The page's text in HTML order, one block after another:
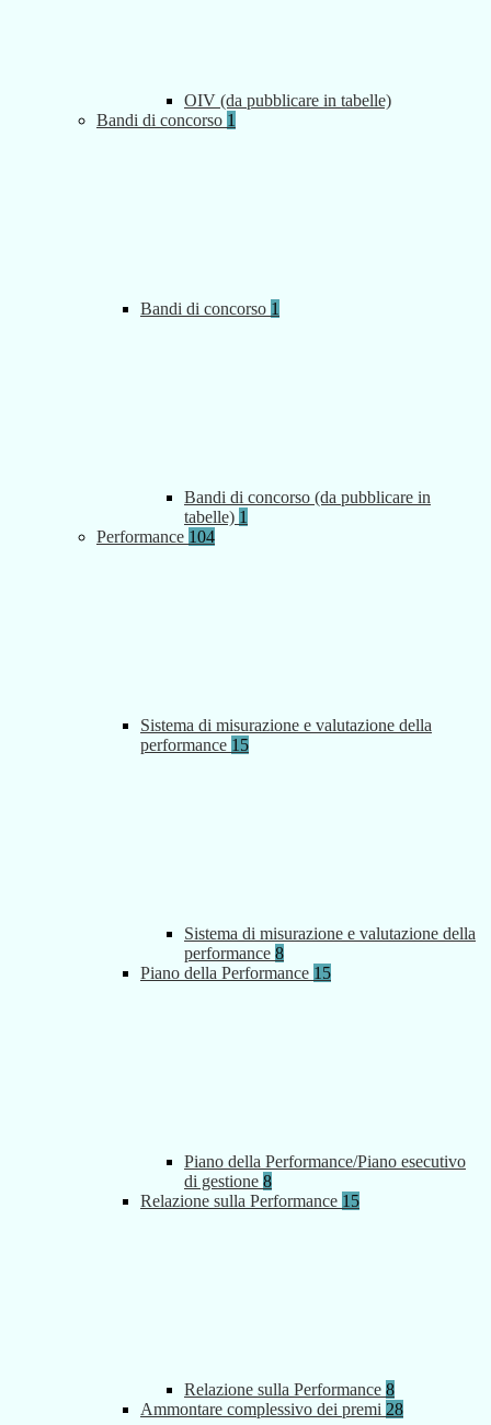
OIV (da pubblicare in tabelle)
Bandi di concorso 1
Bandi di concorso 1
Bandi di concorso (da pubblicare in
tabelle) 1
Performance 104
Sistema di misurazione e valutazione della
performance 15
Sistema di misurazione e valutazione della
performance 8
Piano della Performance 15
Piano della Performance/Piano esecutivo
di gestione 8
Relazione sulla Performance 15
Relazione sulla Performance 8
Ammontare complessivo dei premi 28